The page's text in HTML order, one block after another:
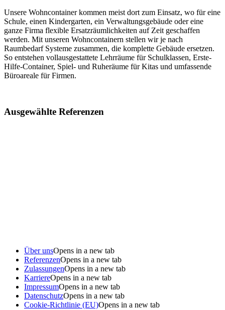
Unsere Wohncontainer kommen meist dort zum Einsatz, wo für eine
Schule, einen Kindergarten, ein Verwaltungsgebäude oder eine
ganze Firma flexible Ersatzräumlichkeiten auf Zeit geschaffen
werden. Mit unseren Wohncontainern stellen wir je nach
Raumbedarf Systeme zusammen, die komplette Gebäude ersetzen.
So entstehen vollausgestattete Lehrräume für Schulklassen, Erste-
Hilfe-Container, Spiel- und Ruheräume für Kitas und umfassende
Büroareale für Firmen.
Ausgewählte Referenzen
Über unsOpens in a new tab
ReferenzenOpens in a new tab
ZulassungenOpens in a new tab
KarriereOpens in a new tab
ImpressumOpens in a new tab
DatenschutzOpens in a new tab
Cookie-Richtlinie (EU)Opens in a new tab